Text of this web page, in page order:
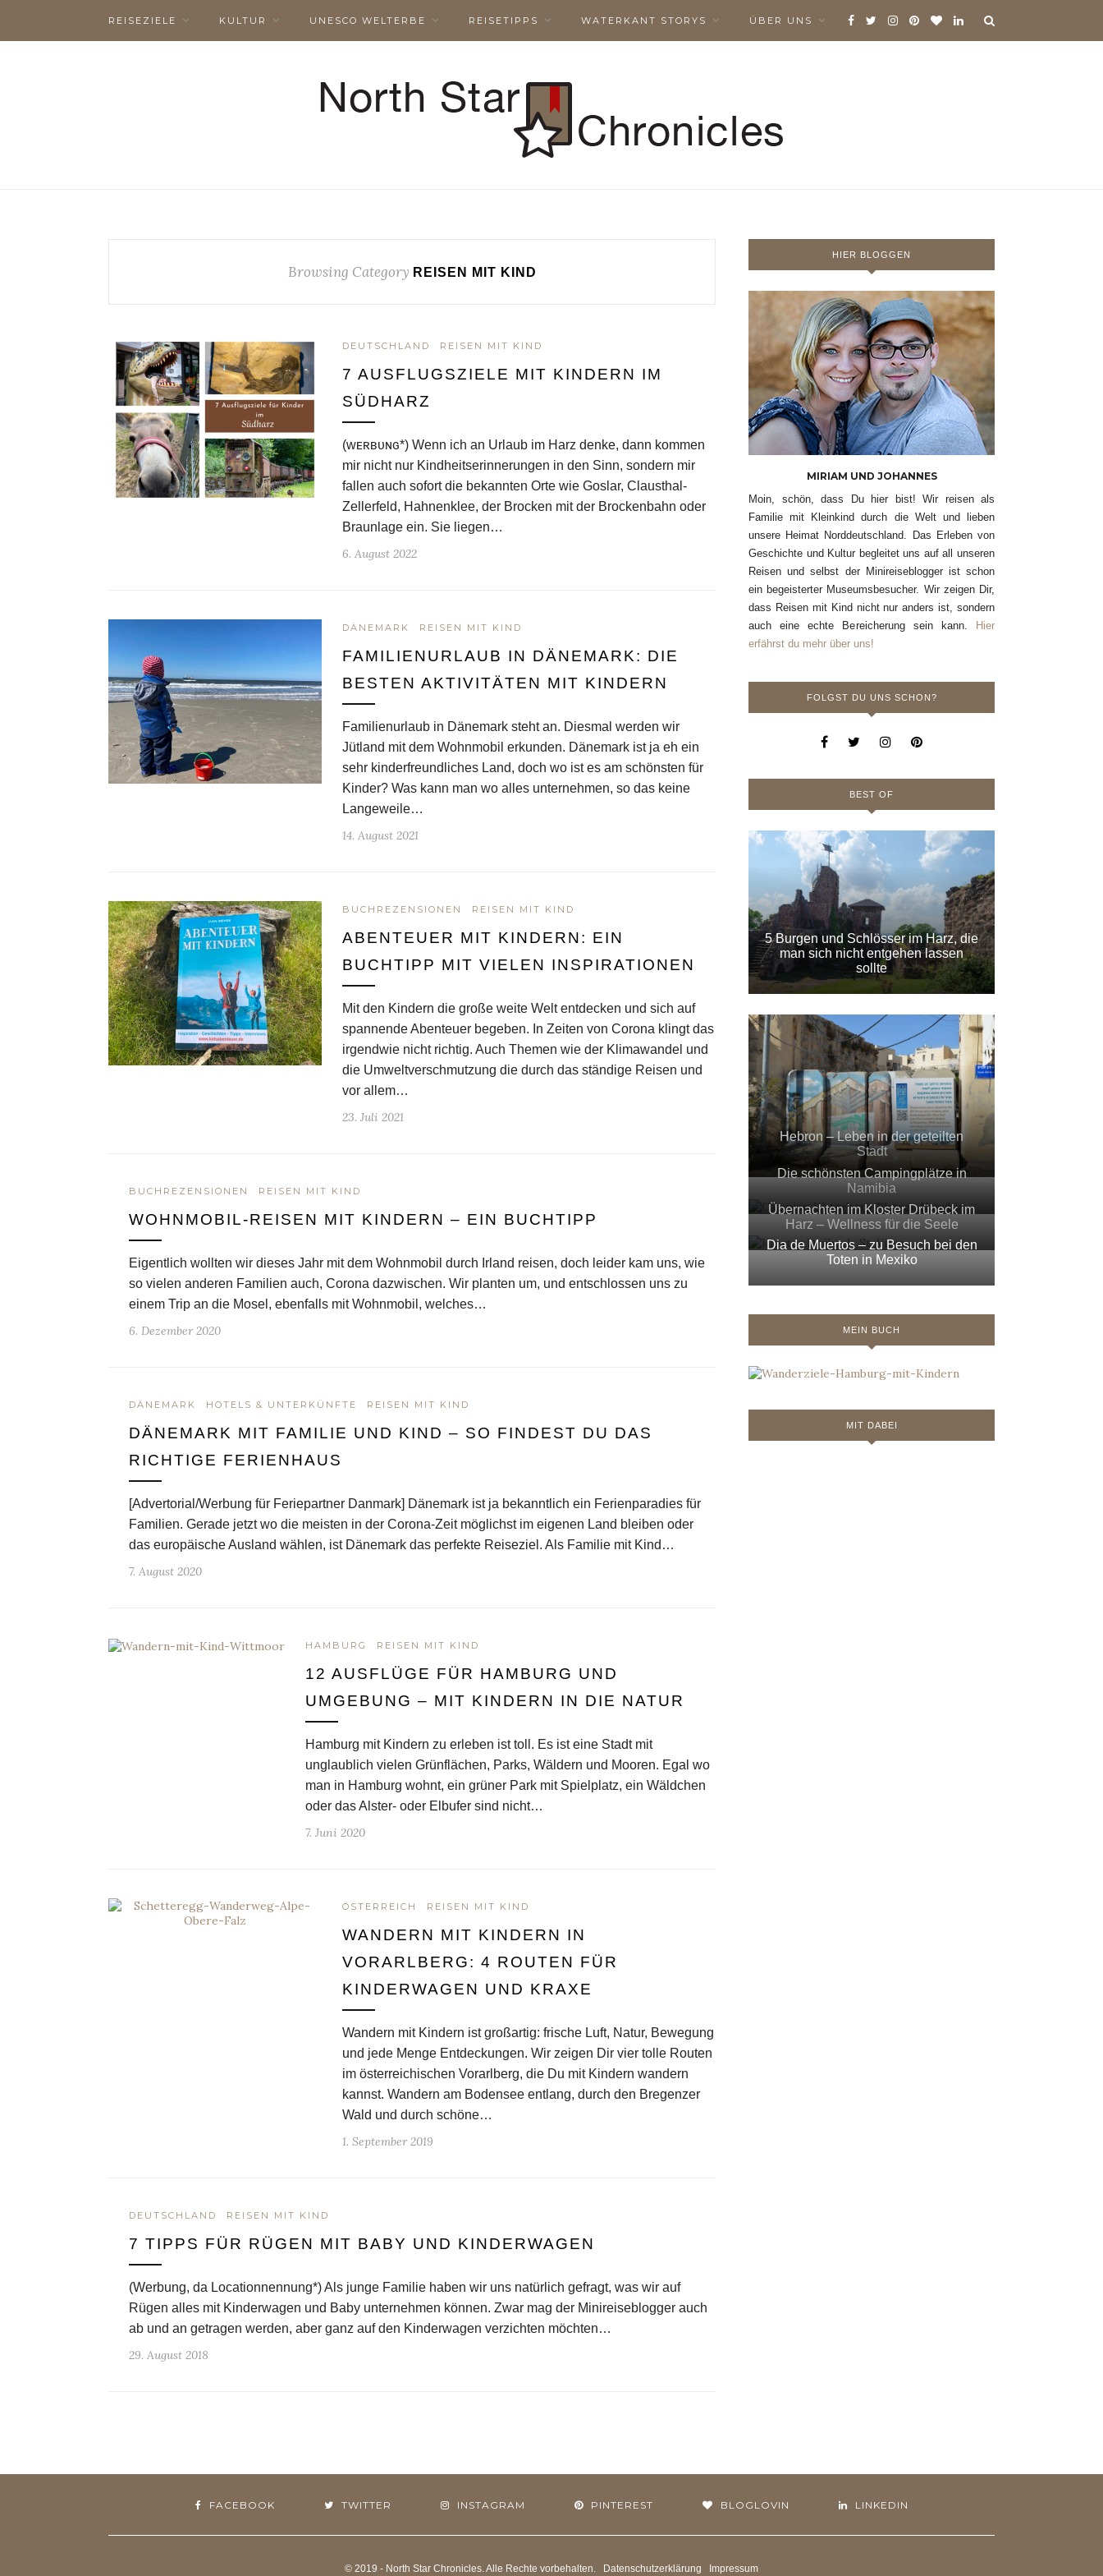
REISEZIELE KULTUR UNESCO WELTERBE REISETIPPS WATERKANT STORYS ÜBER UNS
Browsing Category REISEN MIT KIND
DEUTSCHLAND REISEN MIT KIND
7 AUSFLUGSZIELE MIT KINDERN IM
SÜDHARZ
(ᴡᴇʀʙᴜɴɢ*) Wenn ich an Urlaub im Harz denke, dann kommen
mir nicht nur Kindheitserinnerungen in den Sinn, sondern mir
fallen auch sofort die bekannten Orte wie Goslar, Clausthal-
Zellerfeld, Hahnenklee, der Brocken mit der Brockenbahn oder
Braunlage ein. Sie liegen…
6. August 2022
DÄNEMARK REISEN MIT KIND
FAMILIENURLAUB IN DÄNEMARK: DIE
BESTEN AKTIVITÄTEN MIT KINDERN
Familienurlaub in Dänemark steht an. Diesmal werden wir
Jütland mit dem Wohnmobil erkunden. Dänemark ist ja eh ein
sehr kinderfreundliches Land, doch wo ist es am schönsten für
Kinder? Was kann man wo alles unternehmen, so das keine
Langeweile…
14. August 2021
BUCHREZENSIONEN REISEN MIT KIND
ABENTEUER MIT KINDERN: EIN
BUCHTIPP MIT VIELEN INSPIRATIONEN
Mit den Kindern die große weite Welt entdecken und sich auf
spannende Abenteuer begeben. In Zeiten von Corona klingt das
irgendwie nicht richtig. Auch Themen wie der Klimawandel und
die Umweltverschmutzung die durch das ständige Reisen und
vor allem…
23. Juli 2021
BUCHREZENSIONEN REISEN MIT KIND
WOHNMOBIL-REISEN MIT KINDERN – EIN BUCHTIPP
Eigentlich wollten wir dieses Jahr mit dem Wohnmobil durch Irland reisen, doch leider kam uns, wie
so vielen anderen Familien auch, Corona dazwischen. Wir planten um, und entschlossen uns zu
einem Trip an die Mosel, ebenfalls mit Wohnmobil, welches…
6. Dezember 2020
DÄNEMARK HOTELS & UNTERKÜNFTE REISEN MIT KIND
DÄNEMARK MIT FAMILIE UND KIND – SO FINDEST DU DAS
RICHTIGE FERIENHAUS
[Advertorial/Werbung für Feriepartner Danmark] Dänemark ist ja bekanntlich ein Ferienparadies für
Familien. Gerade jetzt wo die meisten in der Corona-Zeit möglichst im eigenen Land bleiben oder
das europäische Ausland wählen, ist Dänemark das perfekte Reiseziel. Als Familie mit Kind…
7. August 2020
HAMBURG REISEN MIT KIND
12 AUSFLÜGE FÜR HAMBURG UND
UMGEBUNG – MIT KINDERN IN DIE NATUR
Hamburg mit Kindern zu erleben ist toll. Es ist eine Stadt mit
unglaublich vielen Grünflächen, Parks, Wäldern und Mooren. Egal wo
man in Hamburg wohnt, ein grüner Park mit Spielplatz, ein Wäldchen
oder das Alster- oder Elbufer sind nicht…
7. Juni 2020
ÖSTERREICH REISEN MIT KIND
WANDERN MIT KINDERN IN
VORARLBERG: 4 ROUTEN FÜR
KINDERWAGEN UND KRAXE
Wandern mit Kindern ist großartig: frische Luft, Natur, Bewegung
und jede Menge Entdeckungen. Wir zeigen Dir vier tolle Routen
im österreichischen Vorarlberg, die Du mit Kindern wandern
kannst. Wandern am Bodensee entlang, durch den Bregenzer
Wald und durch schöne…
1. September 2019
DEUTSCHLAND REISEN MIT KIND
7 TIPPS FÜR RÜGEN MIT BABY UND KINDERWAGEN
(Werbung, da Locationnennung*) Als junge Familie haben wir uns natürlich gefragt, was wir auf
Rügen alles mit Kinderwagen und Baby unternehmen können. Zwar mag der Minireiseblogger auch
ab und an getragen werden, aber ganz auf den Kinderwagen verzichten möchten…
29. August 2018
HIER BLOGGEN
MIRIAM UND JOHANNES
Moin, schön, dass Du hier bist! Wir reisen als
Familie mit Kleinkind durch die Welt und lieben
unsere Heimat Norddeutschland. Das Erleben von
Geschichte und Kultur begleitet uns auf all unseren
Reisen und selbst der Minireiseblogger ist schon
ein begeisterter Museumsbesucher. Wir zeigen Dir,
dass Reisen mit Kind nicht nur anders ist, sondern
auch eine echte Bereicherung sein kann.
Hier
erfährst du mehr über uns!
FOLGST DU UNS SCHON?
BEST OF
5 Burgen und Schlösser im Harz, die
man sich nicht entgehen lassen
sollte
Hebron – Leben in der geteilten
Stadt
Die schönsten Campingplätze in
Namibia
Übernachten im Kloster Drübeck im
Harz – Wellness für die Seele
Dia de Muertos – zu Besuch bei den
Toten in Mexiko
MEIN BUCH
MIT DABEI
FACEBOOK TWITTER INSTAGRAM PINTEREST BLOGLOVIN LINKEDIN
© 2019 - North Star Chronicles. Alle Rechte vorbehalten. Datenschutzerklärung Impressum